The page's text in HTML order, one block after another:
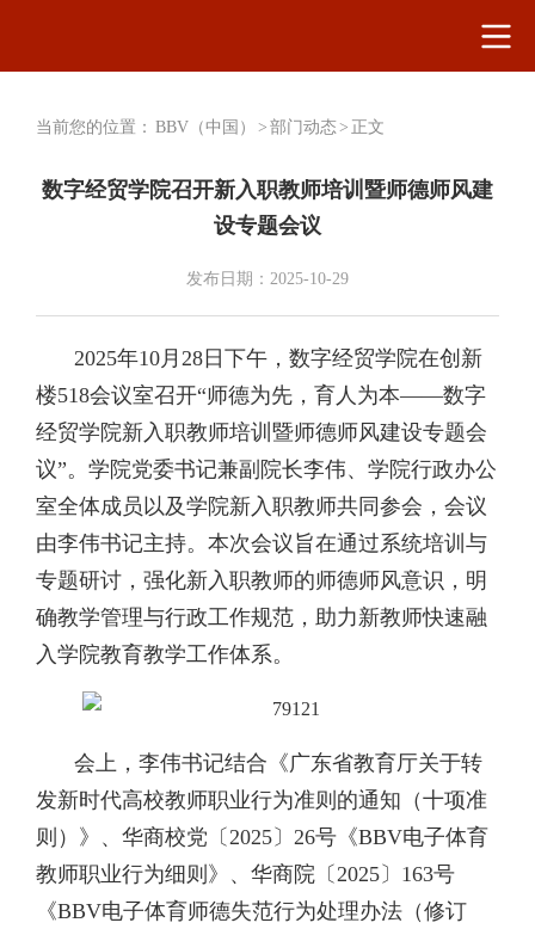
当前您的位置： BBV（中国） > 部门动态> 正文
数字经贸学院召开新入职教师培训暨师德师风建
设专题会议
发布日期：2025-10-29
2025年10月28日下午，数字经贸学院在创新
楼518会议室召开“师德为先，育人为本——数字
经贸学院新入职教师培训暨师德师风建设专题会
议”。学院党委书记兼副院长李伟、学院行政办公
室全体成员以及学院新入职教师共同参会，会议
由李伟书记主持。本次会议旨在通过系统培训与
专题研讨，强化新入职教师的师德师风意识，明
确教学管理与行政工作规范，助力新教师快速融
入学院教育教学工作体系。
会上，李伟书记结合《广东省教育厅关于转
发新时代高校教师职业行为准则的通知（十项准
则）》、华商校党〔2025〕26号《BBV电子体育
教师职业行为细则》、华商院〔2025〕163号
《BBV电子体育师德失范行为处理办法（修订